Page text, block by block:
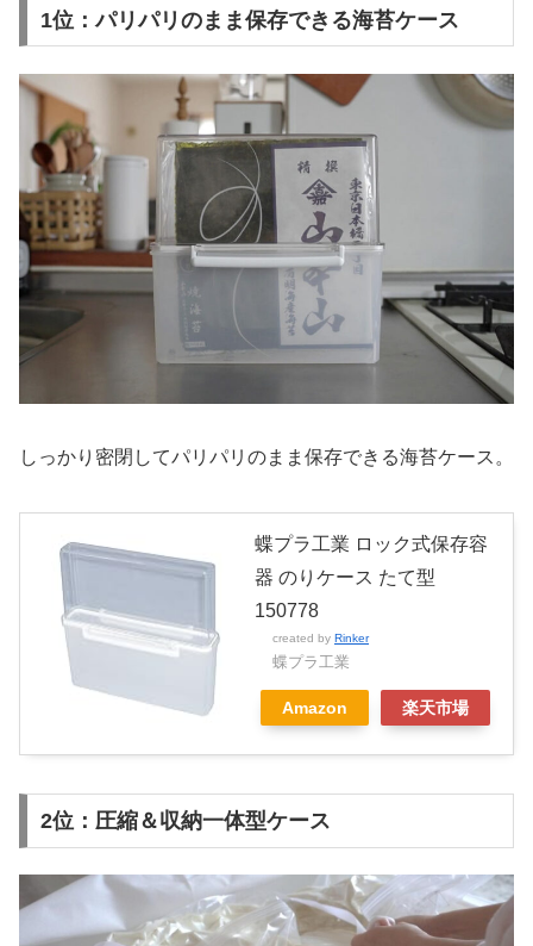
1位：パリパリのまま保存できる海苔ケース
しっかり密閉してパリパリのまま保存できる海苔ケース。
蝶プラ工業 ロック式保存容
器 のりケース たて型
150778
created by Rinker
蝶プラ工業
Amazon 楽天市場
2位：圧縮＆収納一体型ケース